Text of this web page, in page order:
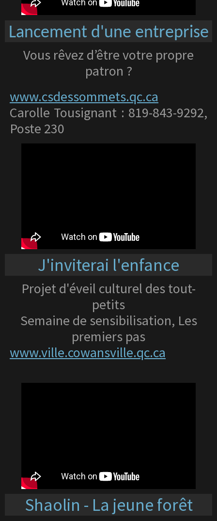
Lancement d'une entreprise
Vous rêvez d’être votre propre
patron ?
www.csdessommets.qc.ca
Carolle Tousignant : 819-843-9292,
Poste 230
J'inviterai l'enfance
Projet d'éveil culturel des tout-
petits
Semaine de sensibilisation, Les
premiers pas
www.ville.cowansville.qc.ca
Shaolin - La jeune forêt